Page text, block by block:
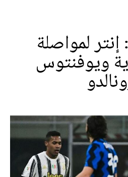
إنتر لمواصلة
ويوفنتوس